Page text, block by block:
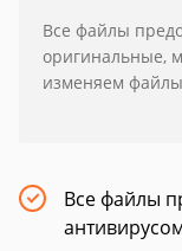
Все файлы
оригинальные,
изменяем
Все файлы